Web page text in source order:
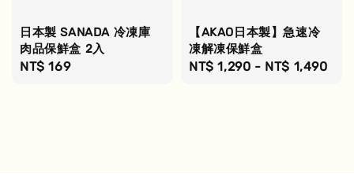
日本製 SANADA 冷凍庫
肉品保鮮盒 2入
Regular
NT$ 169
【AKAO日本製】急速冷
凍解凍保鮮盒
Regular
NT$ 1,290 - NT$ 1,490